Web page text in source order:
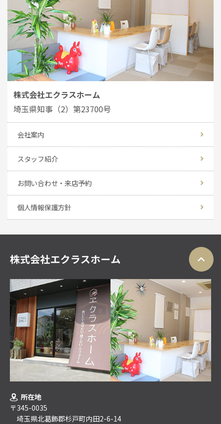
株式会社エクラスホーム
埼玉県知事（2）第23700号
会社案内
スタッフ紹介
お問い合わせ・来店予約
個人情報保護方針
所在地
〒345-0035
埼玉県北葛飾郡杉戸町内田2-6-14